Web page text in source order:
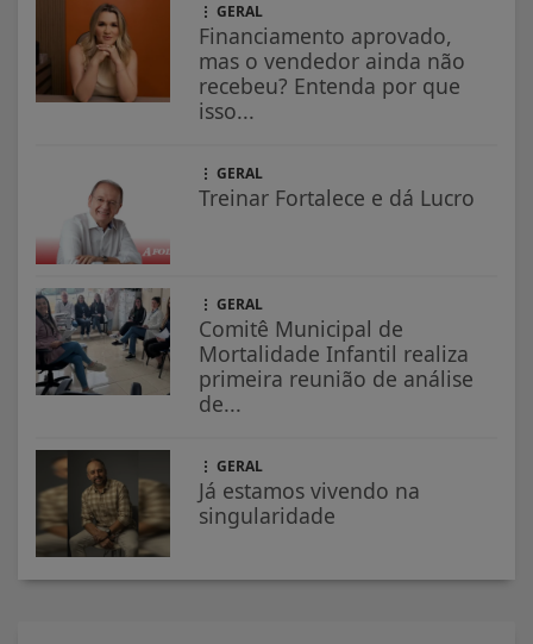
GERAL
Financiamento aprovado,
mas o vendedor ainda não
recebeu? Entenda por que
isso...
GERAL
Treinar Fortalece e dá Lucro
GERAL
Comitê Municipal de
Mortalidade Infantil realiza
primeira reunião de análise
de...
GERAL
Já estamos vivendo na
singularidade